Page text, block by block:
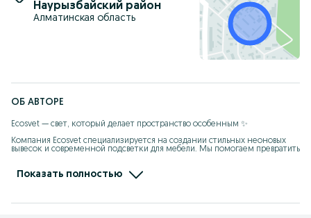
Наурызбайский район
Алматинская область
ОБ АВТОРЕ
Ecosvet — свет, который делает пространство особенным ✨
Компания Ecosvet специализируется на создании стильных неоновых
вывесок и современной подсветки для мебели. Мы помогаем превратить
Мы изготавливаем индивидуальные неоновые вывески для бизнеса,
Показать полностью